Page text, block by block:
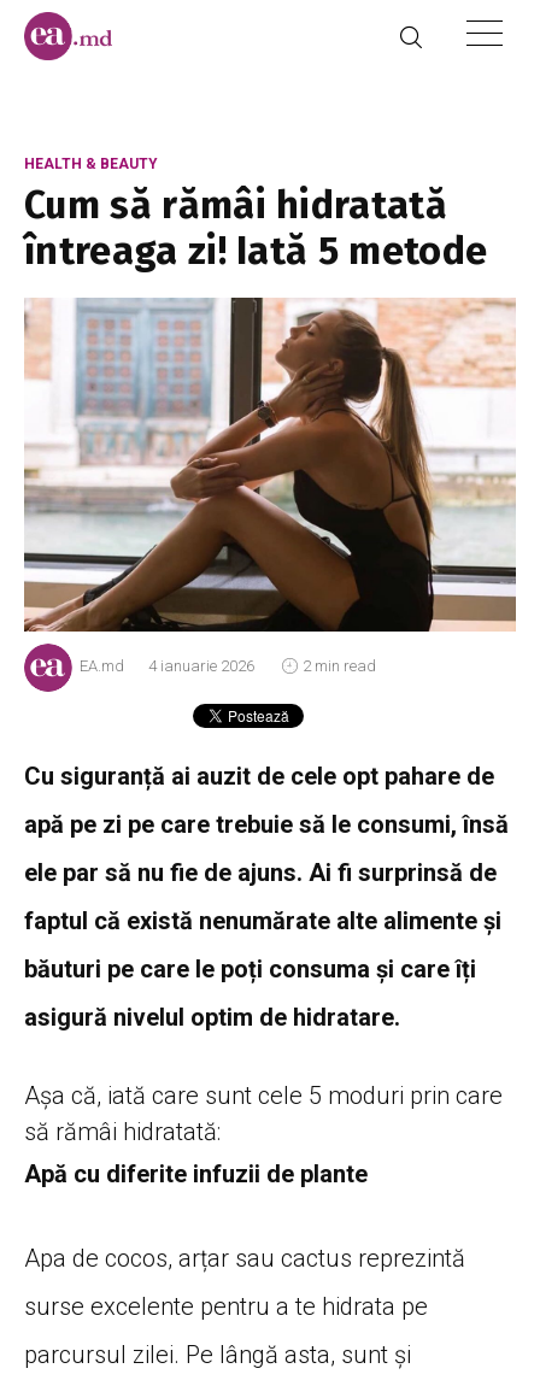
HEALTH & BEAUTY
Cum să rămâi hidratată
întreaga zi! Iată 5 metode
EA.md 4 ianuarie 2026 2 min read
Cu siguranță ai auzit de cele opt pahare de
apă pe zi pe care trebuie să le consumi, însă
ele par să nu fie de ajuns. Ai fi surprinsă de
faptul că există nenumărate alte alimente și
băuturi pe care le poți consuma și care îți
asigură nivelul optim de hidratare.
Așa că, iată care sunt cele 5 moduri prin care
să rămâi hidratată:
Apă cu diferite infuzii de plante
Apa de cocos, arțar sau cactus reprezintă
surse excelente pentru a te hidrata pe
parcursul zilei. Pe lângă asta, sunt și